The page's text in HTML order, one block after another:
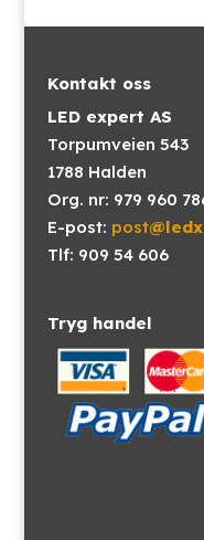
Kontakt oss
LED expert AS
Torpumveien 543
1788 Halden
Org. nr: 979 960
E-post: post
Tlf: 909 54 606
Tryg handel